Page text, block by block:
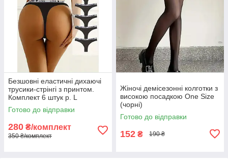
Безшовні еластичні дихаючі
трусики-стрінгі з принтом.
Комплект 6 штук р. L
Готово до відправки
280 ₴/комплект
350 ₴/комплект
Жіночі демісезонні колготки з
високою посадкою One Size
(чорні)
Готово до відправки
152 ₴ 190 ₴